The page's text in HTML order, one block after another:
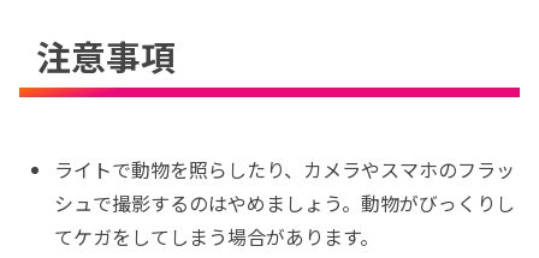
注意事項
ライトで動物を照らしたり、カメラやスマホのフラッ
シュで撮影するのはやめましょう。動物がびっくりし
てケガをしてしまう場合があります。